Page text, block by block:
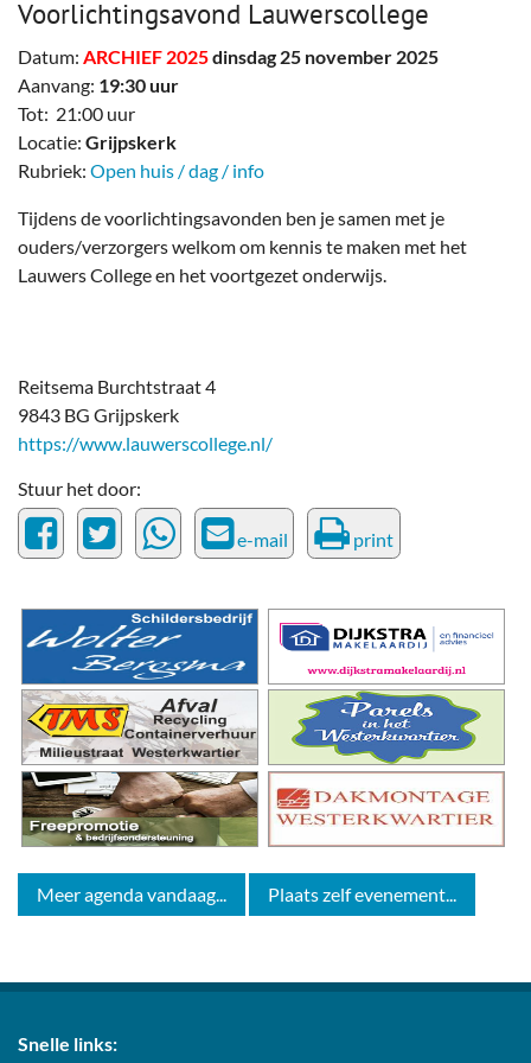
Voorlichtingsavond Lauwerscollege
Datum: ARCHIEF 2025dinsdag 25 november 2025
Aanvang: 19:30 uur
Tot: 21:00 uur
Locatie: Grijpskerk
Rubriek: Open huis / dag / info
Tijdens de voorlichtingsavonden ben je samen met je
ouders/verzorgers welkom om kennis te maken met het
Lauwers College en het voortgezet onderwijs.
Reitsema Burchtstraat 4
9843 BG Grijpskerk
https://www.lauwerscollege.nl/
Stuur het door:
e-mail print
Meer agenda vandaag... Plaats zelf evenement...
Snelle links: